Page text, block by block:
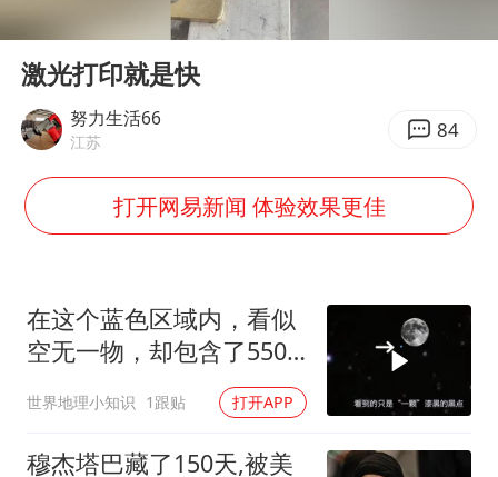
白海豚将正面袭击贯穿浙江
全民健身事业高质量发展
《欢迎来龙餐馆》口碑
WTT瑞典大满贯女单签表出炉
商场现钱学森巨幅海报 负责人回应
乐享全民健身 共筑健康中国
Play
激光打印就是快
努力生活66
江苏 84
打开网易新闻 体验效果更佳
在这个蓝色区域内，看似
空无一物，却包含了5500
世界地理小知识 1跟贴 打开APP
穆杰塔巴藏了150天,被美